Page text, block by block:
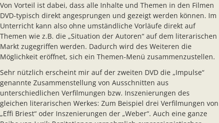
Von Vorteil ist dabei, dass alle Inhalte und Themen in den Filmen
DVD-typisch direkt angesprungen und gezeigt werden können. Im
Unterricht kann also ohne umständliche Vorläufe direkt auf
Themen wie z.B. die „Situation der Autoren“ auf dem literarischen
Markt zugegriffen werden. Dadurch wird des Weiteren die
Möglichkeit eröffnet, sich ein Themen-Menü zusammenzustellen.
Sehr nützlich erscheint mir auf der zweiten DVD die „Impulse“
genannte Zusammenstellung von Ausschnitten aus
unterschiedlichen Verfilmungen bzw. Inszenierungen des
gleichen literarischen Werkes: Zum Beispiel drei Verfilmungen von
„Effi Briest“ oder Inszenierungen der „Weber“. Auch eine ganze